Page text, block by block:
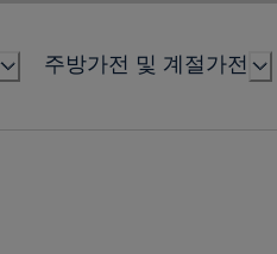
주방가전 및 계절가전